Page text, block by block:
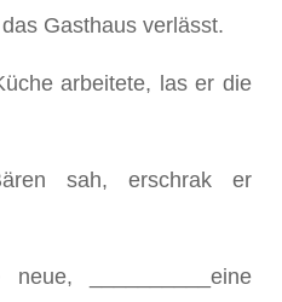
Gasthaus verlässt.
arbeitete, las er die
sah, erschrak er
__________eine